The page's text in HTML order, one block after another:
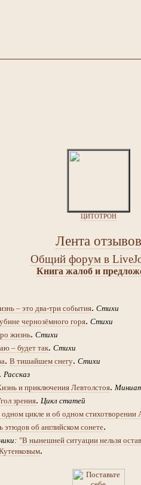
ЦИТОТРОН
Лента отзывов
Общий форум в
Книга жалоб и
– это два-три события. Стихи
чернозёмного горя. Стихи
жизнь. Стихи
– будет так. Стихи
. В тишайшем снегу. Стихи
. Рассказ
и приключения Левтолстоя.
зрения. Цикл статей
цикле и об одном стихотворении
этюдов об английском сонете.
"В нынешней ситуации нельзя
.